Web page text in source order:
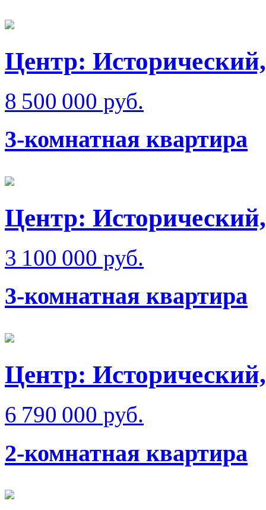
Центр:
8 500 000 руб.
3-комнатная квартира
Центр:
3 100 000 руб.
3-комнатная квартира
Центр:
6 790 000 руб.
2-комнатная квартира